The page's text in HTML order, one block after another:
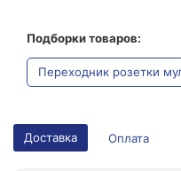
Подборки товаров:
Переходник розетки
Доставка Оплата